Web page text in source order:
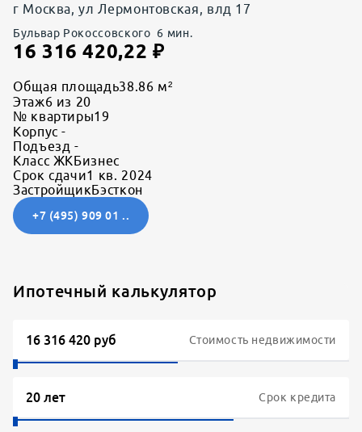
г Москва, ул Лермонтовская, влд 17
Бульвар Рокоссовского 6 мин.
16 316 420,22 ₽
Общая площадь38.86 м²
Этаж6 из 20
№ квартиры19
Корпус -
Подъезд -
Класс ЖКБизнес
Срок сдачи1 кв. 2024
ЗастройщикБэсткон
+7 (495) 909 01 ..
Ипотечный калькулятор
Стоимость недвижимости
Срок кредита